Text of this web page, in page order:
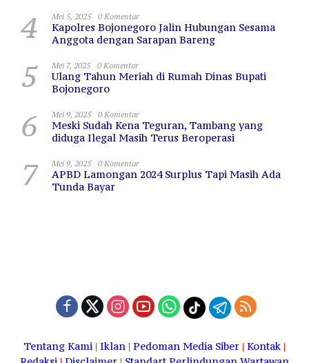
4 Mei 5, 2025 0 Komentar
Kapolres Bojonegoro Jalin Hubungan Sesama
Anggota dengan Sarapan Bareng
5 Mei 7, 2025 0 Komentar
Ulang Tahun Meriah di Rumah Dinas Bupati
Bojonegoro
6 Mei 9, 2025 0 Komentar
Meski Sudah Kena Teguran, Tambang yang
diduga Ilegal Masih Terus Beroperasi
7 Mei 9, 2025 0 Komentar
APBD Lamongan 2024 Surplus Tapi Masih Ada
Tunda Bayar
Tentang Kami | Iklan | Pedoman Media Siber | Kontak |